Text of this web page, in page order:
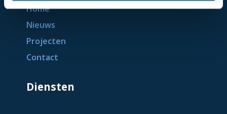
Home
Nieuws
Projecten
Contact
Diensten